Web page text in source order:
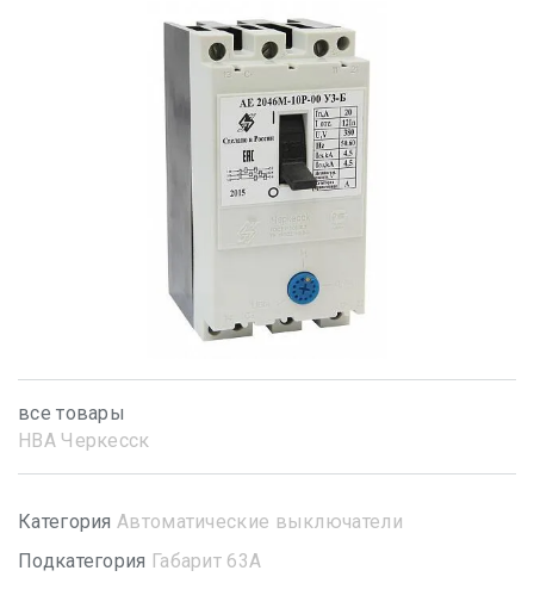
все товары
НВА Черкесск
Категория Автоматические выключатели
Подкатегория Габарит 63А